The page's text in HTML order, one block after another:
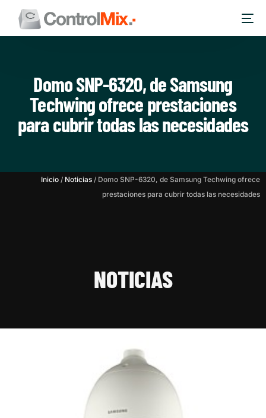
Domo SNP-6320, de Samsung
Techwing ofrece prestaciones
para cubrir todas las necesidades
Inicio / Noticias / Domo SNP-6320, de Samsung Techwing ofrece
prestaciones para cubrir todas las necesidades
NOTICIAS